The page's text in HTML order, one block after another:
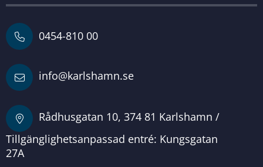
0454-810 00
info@karlshamn.se
Rådhusgatan 10, 374 81 Karlshamn /
Tillgänglighetsanpassad entré: Kungsgatan
27A